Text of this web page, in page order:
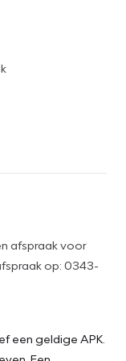
afspraak voor
op: 0343-
een geldige APK.